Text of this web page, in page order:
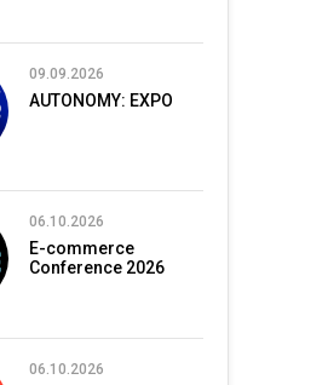
09.09.2026
AUTONOMY: EXPO
06.10.2026
E-commerce
Conference 2026
06.10.2026